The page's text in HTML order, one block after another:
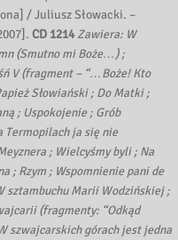
/ Juliusz Słowacki. –
CD 1214Zawiera: W
(Smutno mi Boże…) ;
V (fragment – “…Boże! Kto
Słowiański ; Do Matki ;
; Uspokojenie ; Grób
ja się nie
; Wielcyśmy byli ; Na
; Rzym ; Wspomnienie pani de
sztambuchu Marii Wodzińskiej ;
(fragmenty: “Odkąd
szwajcarskich górach jest jedna